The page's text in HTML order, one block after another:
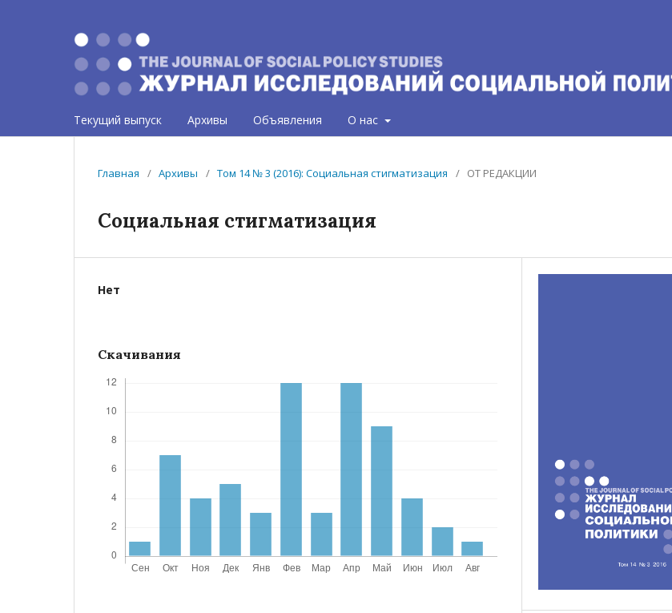
Текущий выпуск Архивы Объявления О нас
Главная / Архивы / Том 14 № 3 (2016): Социальная стигматизация / ОТ РЕДАКЦИИ
Социальная стигматизация
Нет
Скачивания